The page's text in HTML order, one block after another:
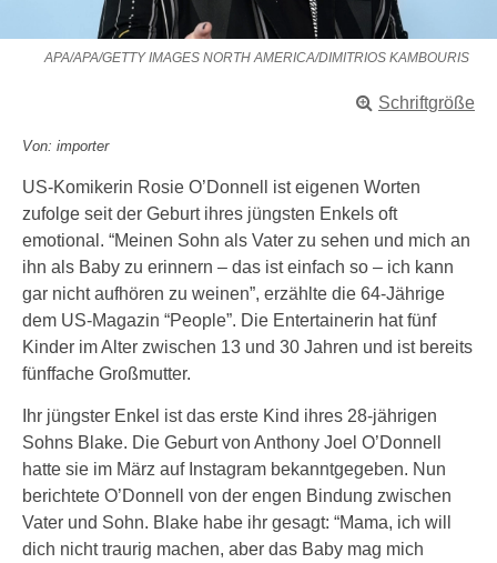
APA/APA/GETTY IMAGES NORTH AMERICA/DIMITRIOS KAMBOURIS
Schriftgröße
Von: importer
US-Komikerin Rosie O’Donnell ist eigenen Worten
zufolge seit der Geburt ihres jüngsten Enkels oft
emotional. “Meinen Sohn als Vater zu sehen und mich an
ihn als Baby zu erinnern – das ist einfach so – ich kann
gar nicht aufhören zu weinen”, erzählte die 64-Jährige
dem US-Magazin “People”. Die Entertainerin hat fünf
Kinder im Alter zwischen 13 und 30 Jahren und ist bereits
fünffache Großmutter.
Ihr jüngster Enkel ist das erste Kind ihres 28-jährigen
Sohns Blake. Die Geburt von Anthony Joel O’Donnell
hatte sie im März auf Instagram bekanntgegeben. Nun
berichtete O’Donnell von der engen Bindung zwischen
Vater und Sohn. Blake habe ihr gesagt: “Mama, ich will
dich nicht traurig machen, aber das Baby mag mich